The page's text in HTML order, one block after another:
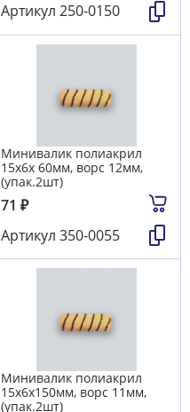
Артикул 250-0150
Минивалик полиакрил
15х6х 60мм, ворс 12мм,
(упак.2шт)
71 ₽
Артикул 350-0055
Минивалик полиакрил
15х6х150мм, ворс 11мм,
(упак.2шт)